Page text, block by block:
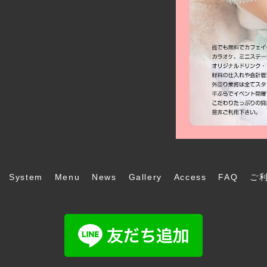
System Menu News Gallery Access FAQ ご